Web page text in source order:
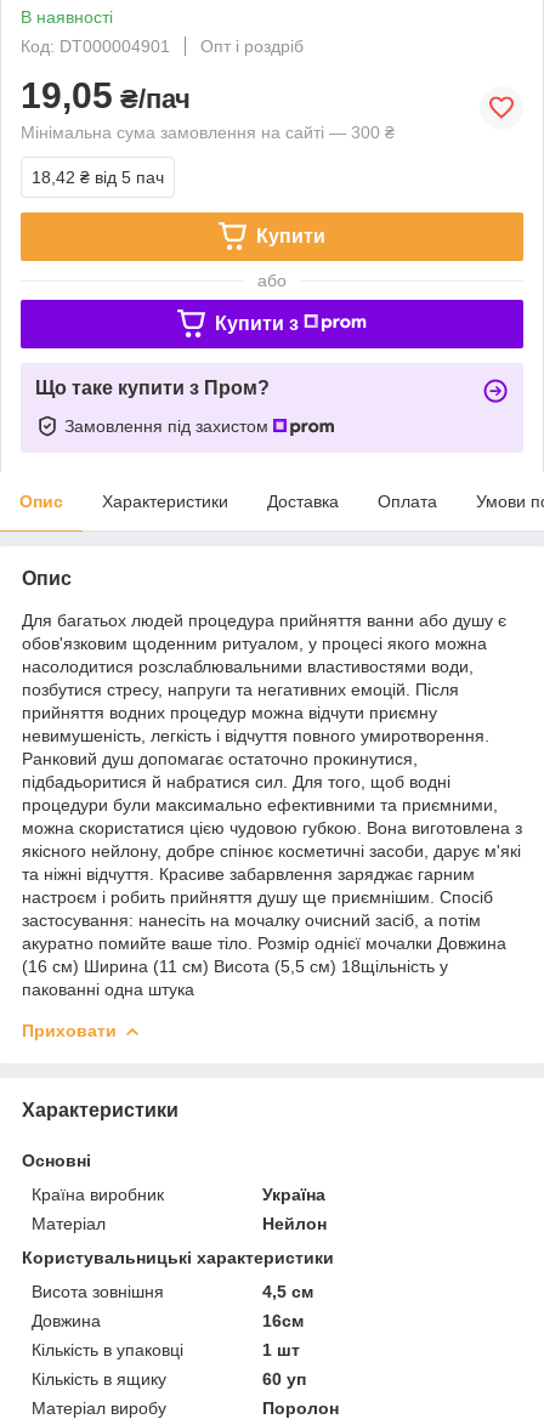
В наявності
Код: DT000004901
Опт і роздріб
19,05 ₴/пач
Мінімальна сума замовлення на сайті — 300 ₴
18,42 ₴ від 5 пач
Купити
або
Купити з
Що таке купити з Пром?
Замовлення під захистом
Опис Характеристики Доставка Оплата Умови
Опис
Для багатьох людей процедура прийняття ванни або душу є
обов'язковим щоденним ритуалом, у процесі якого можна
насолодитися розслаблювальними властивостями води,
позбутися стресу, напруги та негативних емоцій. Після
прийняття водних процедур можна відчути приємну
невимушеність, легкість і відчуття повного умиротворення.
Ранковий душ допомагає остаточно прокинутися,
підбадьоритися й набратися сил. Для того, щоб водні
процедури були максимально ефективними та приємними,
можна скористатися цією чудовою губкою. Вона виготовлена з
якісного нейлону, добре спінює косметичні засоби, дарує м'які
та ніжні відчуття. Красиве забарвлення заряджає гарним
настроєм і робить прийняття душу ще приємнішим. Спосіб
застосування: нанесіть на мочалку очисний засіб, а потім
акуратно помийте ваше тіло. Розмір однієї мочалки Довжина
(16 см) Ширина (11 см) Висота (5,5 см) 18щільність у
пакованні одна штука
Приховати
Характеристики
Основні
Країна виробник
Україна
Матеріал
Нейлон
Користувальницькі характеристики
Висота зовнішня
4,5 см
Довжина
16см
Кількість в упаковці
1 шт
Кількість в ящику
60 уп
Матеріал виробу
Поролон